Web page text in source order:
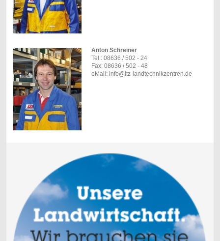
Anton Schreiner
Tel.: 08636 / 502 - 24
Fax: 08636 / 502 - 48
eMail: info@ltz-landtechnikzentren.de